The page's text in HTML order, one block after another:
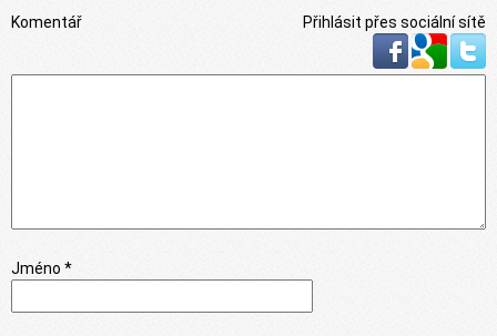
Přihlásit přes sociální sítě
Komentář
Jméno *